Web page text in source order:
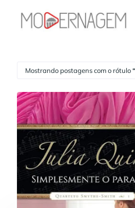
Mostrando postagens com o rótulo